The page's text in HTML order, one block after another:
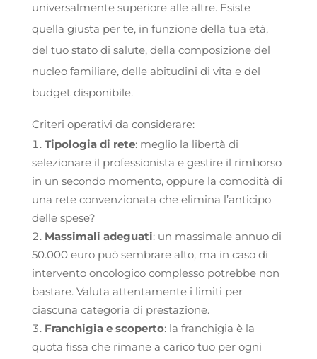
universalmente superiore alle altre. Esiste
quella giusta per te, in funzione della tua età,
del tuo stato di salute, della composizione del
nucleo familiare, delle abitudini di vita e del
budget disponibile.
Criteri operativi da considerare:
Tipologia di rete: meglio la libertà di
selezionare il professionista e gestire il rimborso
in un secondo momento, oppure la comodità di
una rete convenzionata che elimina l’anticipo
delle spese?
Massimali adeguati: un massimale annuo di
50.000 euro può sembrare alto, ma in caso di
intervento oncologico complesso potrebbe non
bastare. Valuta attentamente i limiti per
ciascuna categoria di prestazione.
Franchigia e scoperto: la franchigia è la
quota fissa che rimane a carico tuo per ogni